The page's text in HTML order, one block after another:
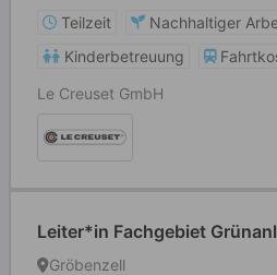
Teilzeit
Nachhaltiger
Kinderbetreuung
Le Creuset GmbH
Leiter*in Fachgebiet
Gröbenzell